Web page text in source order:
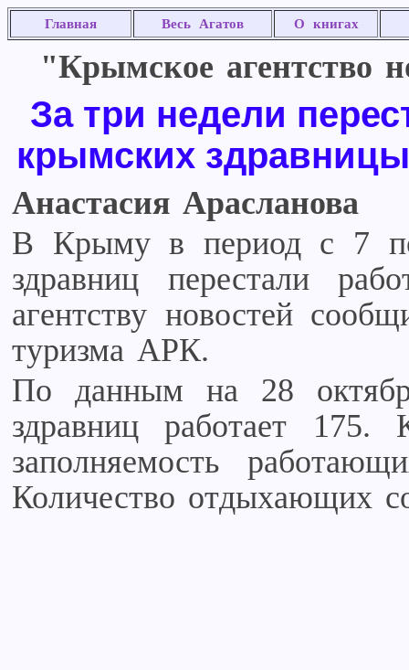
Главная Весь Агатов О книгах
"Крымское агентство
За три недели
крымских здравницы
Анастасия Арасланова
В Крыму в период с 7
здравниц перестали
агентству новостей
туризма АРК.
По данным на 28
здравниц работает 175.
заполняемость
Количество отдыхающих